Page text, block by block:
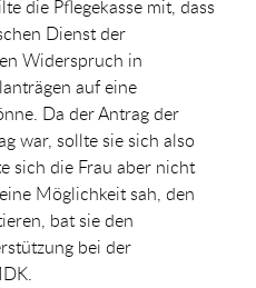
die Pflegekasse mit, dass
Dienst der
Widerspruch in
auf eine
Da der Antrag der
war, sollte sie sich also
sich die Frau aber nicht
Möglichkeit sah, den
bat sie den
bei der